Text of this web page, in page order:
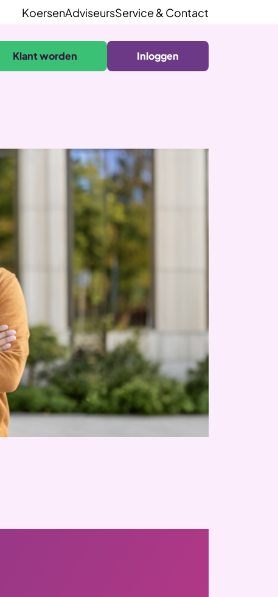
KoersenAdviseursService & Contact
Klant worden Inloggen